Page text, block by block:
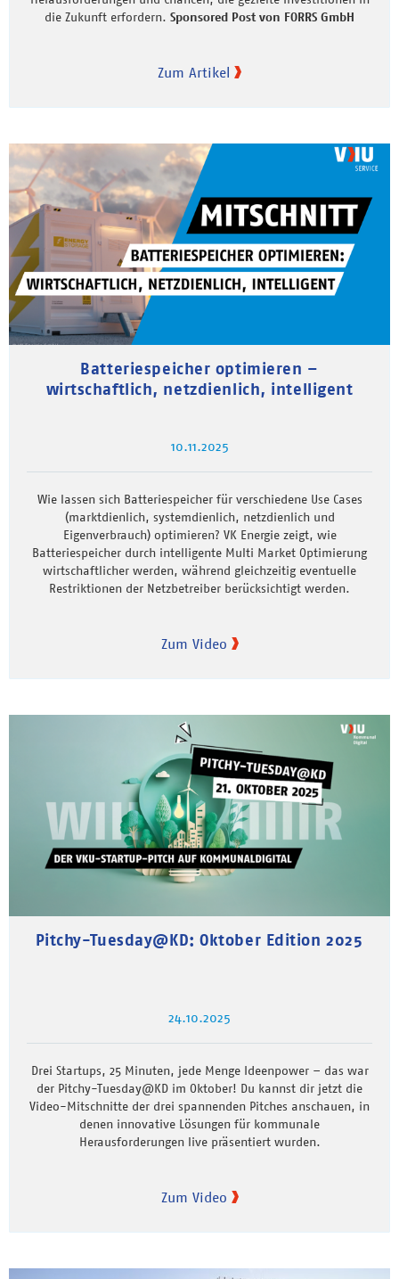
die Zukunft erfordern. Sponsored Post von FORRS GmbH
Zum Artikel
Batteriespeicher optimieren –
wirtschaftlich, netzdienlich, intelligent
10.11.2025
Wie lassen sich Batteriespeicher für verschiedene Use Cases
(marktdienlich, systemdienlich, netzdienlich und
Eigenverbrauch) optimieren? VK Energie zeigt, wie
Batteriespeicher durch intelligente Multi Market Optimierung
wirtschaftlicher werden, während gleichzeitig eventuelle
Restriktionen der Netzbetreiber berücksichtigt werden.
Zum Video
Pitchy-Tuesday@KD: Oktober Edition 2025
24.10.2025
Drei Startups, 25 Minuten, jede Menge Ideenpower – das war
der Pitchy-Tuesday@KD im Oktober! Du kannst dir jetzt die
Video-Mitschnitte der drei spannenden Pitches anschauen, in
denen innovative Lösungen für kommunale
Herausforderungen live präsentiert wurden.
Zum Video